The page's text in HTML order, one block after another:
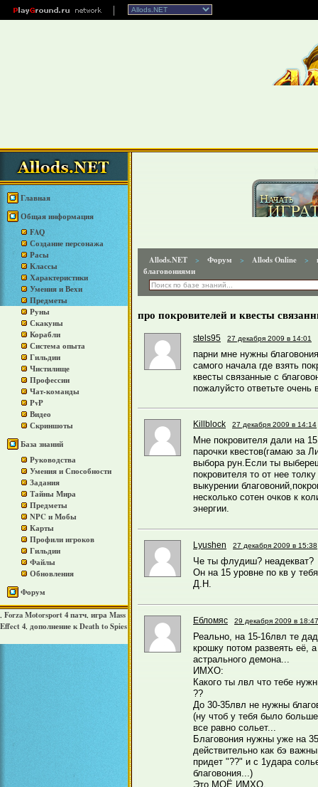
Главная
Общая информация
FAQ
Создание персонажа
Расы
Классы
Характеристики
Умения и Вехи
Предметы
Руны
Скакуны
Корабли
Система опыта
Гильдии
Чистилище
Профессии
Чат-команды
PvP
Видео
Скриншоты
База знаний
Руководства
Умения и Способности
Задания
Тайны Мира
Предметы
NPC и Мобы
Карты
Профили игроков
Гильдии
Файлы
Обновления
Форум
, Forza Motorsport 4 патч, игра Mass
Effect 4, дополнение к Death to Spies
Allods.NET > Форум > Allods Online >
благовониями
про покровителей и квесты
stels95 27 декабря 2009 в 14:01
парни мне нужны
самого начала где взять
квесты связанные с
пожалуйсто ответьте
Killblock 27 декабря 2009 в 14:14
Мне покровителя дали на
парочки квестов(гамаю за
выбора рун.Если ты
покровителя то от нее
выкурении
несколько сотен очков к
энергии.
Lyushen 27 декабря 2009 в 15:38
Че ты флудиш? неадекват?
Он на 15 уровне по кв у
Д.Н.
Ебломяс 29 декабря 2009 в 18:47
Реально, на 15-16лвл те
крошку потом развеять её,
астрального демона...
ИМХО:
Какого ты лвл что тебе
??
До 30-35лвл не нужны
(ну чтоб у тебя было
все равно сольет...
Благовония нужны уже на
действительно как бэ
придет "??" и с 1удара
благовония...)
Это МОЁ ИМХО.